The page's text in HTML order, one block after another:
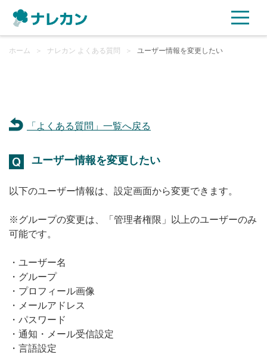
ご利用プラン
よくある質問
無料トライアル
ログイン
ホーム ＞ ナレカン よくある質問 ＞ ユーザー情報を変更したい
「よくある質問」一覧へ戻る
ユーザー情報を変更したい
以下のユーザー情報は、設定画面から変更できます。
※グループの変更は、「管理者権限」以上のユーザーのみ
可能です。
・ユーザー名
・グループ
・プロフィール画像
・メールアドレス
・パスワード
・通知・メール受信設定
・言語設定